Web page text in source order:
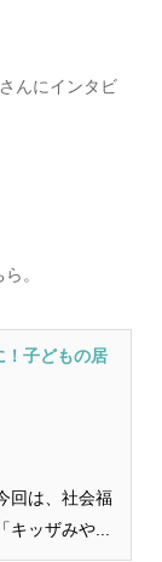
んにインタビ
。
！子どもの居
回は、社会福
ッザみや...